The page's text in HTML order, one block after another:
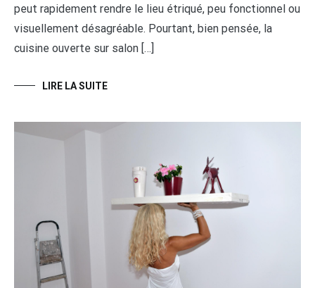
peut rapidement rendre le lieu étriqué, peu fonctionnel ou
visuellement désagréable. Pourtant, bien pensée, la
cuisine ouverte sur salon […]
LIRE LA SUITE